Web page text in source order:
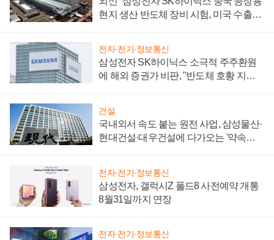
현지 생산 반도체 장비 시험, 미국 수출통
전자·전기·정보통신
삼성전자 SK하이닉스 소극적 주주환원
에 해외 증권가 비판, "반도체 호황 지속
건설
국내외서 속도 붙는 원전 사업, 삼성물산·
현대건설·대우건설에 다가오는 '약속의
전자·전기·정보통신
삼성전자, 갤럭시Z 폴드8 사전예약 개통
8월31일까지 연장
전자·전기·정보통신